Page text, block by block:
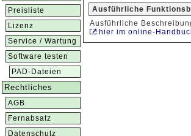
Preisliste
Lizenz
Service / Wartung
Software testen
PAD-Dateien
Rechtliches
AGB
Fernabsatz
Datenschutz
Ausführliche
Ausführliche
hier im online-